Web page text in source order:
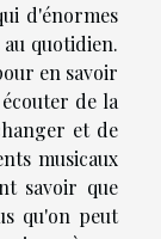
d'énormes
quotidien.
en savoir
de la
et de
musicaux
savoir que
qu'on peut